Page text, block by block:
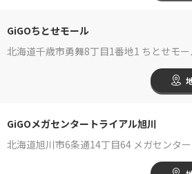
GiGOちとせモール
北海道千歳市勇舞8丁目1番地1 ちとせモ
GiGOメガセンタートライアル旭川
北海道旭川市6条通14丁目64 メガセンタ